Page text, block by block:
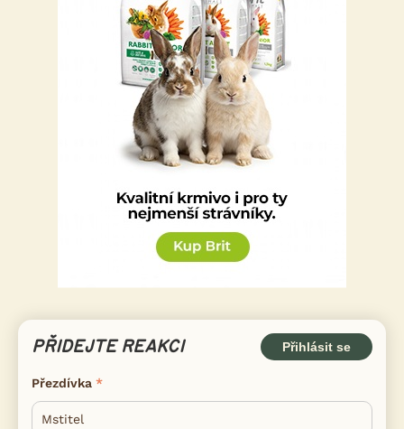
PŘIDEJTE REAKCI Přihlásit se
Přezdívka